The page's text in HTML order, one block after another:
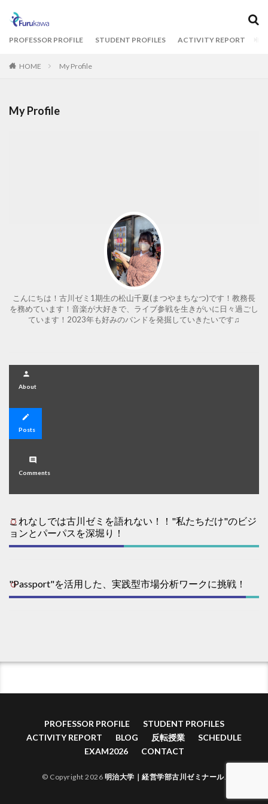
PROFESSOR PROFILE STUDENT PROFILES ACTIVITY REPORT
HOME My Profile
My Profile
こんにちは！古川ゼミ1期生の松山千夏(まつやまちなつ)です！教務長
を務めています！音楽が大好きで、ライブ参戦を生きがいに日々過ごし
ています！2023年も好みのバンドを発掘していきたいです♫
person
About
create
Posts
comment
Comments
これなしでは古川ゼミを語れない！！"私たちだけ"のビジ
ョンとパーパスを深堀り！
"Passport"を活用した、実践型市場分析ワークに挑戦！
PROFESSOR PROFILE
STUDENT PROFILES
ACTIVITY REPORT
BLOG 反転授業
SCHEDULE
EXAM2026
CONTACT
© Copyright 2026 明治大学｜経営学部古川ゼミナール.
タグ
オフィスツアー